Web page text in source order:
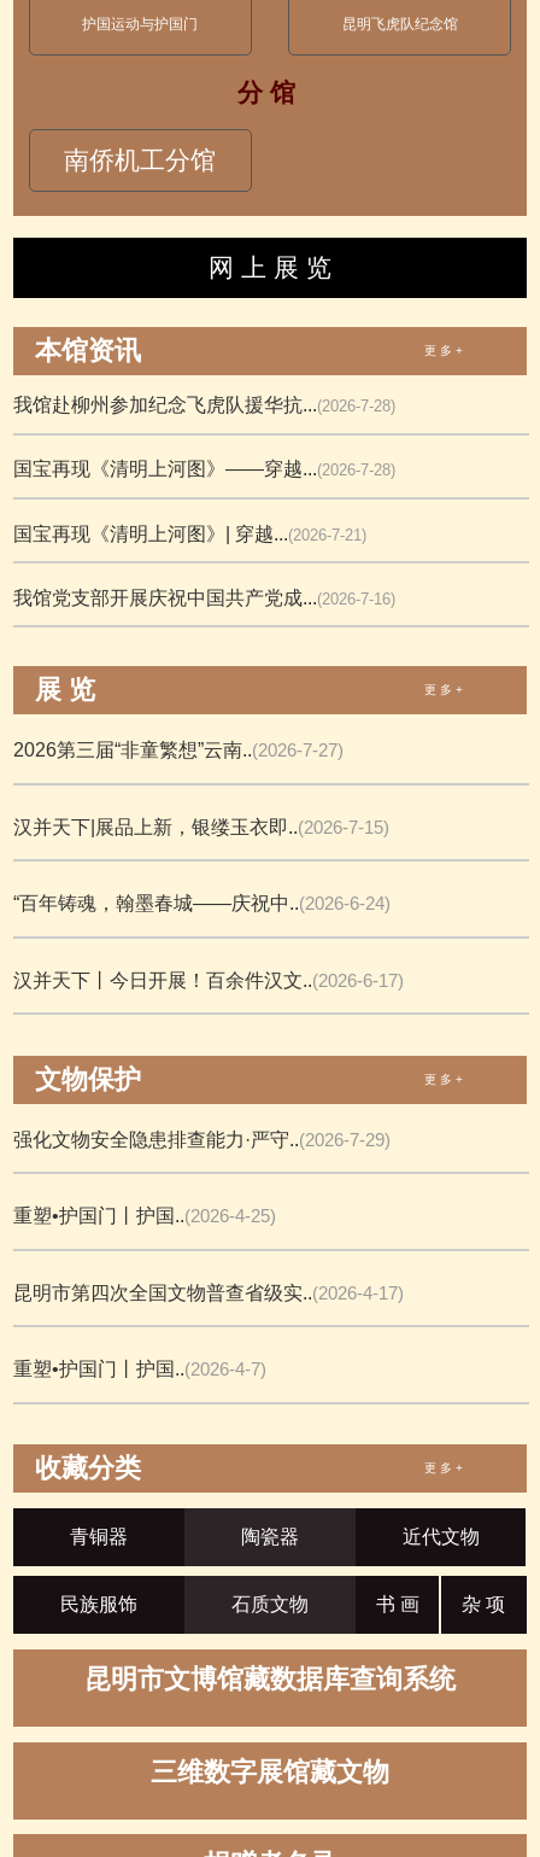
护国运动与护国门 昆明飞虎队纪念馆
分 馆
南侨机工分馆
网 上 展 览
本馆资讯 更 多 +
我馆赴柳州参加纪念飞虎队援华抗...(2026-7-28)
国宝再现《清明上河图》——穿越...(2026-7-28)
国宝再现《清明上河图》| 穿越...(2026-7-21)
我馆党支部开展庆祝中国共产党成...(2026-7-16)
展 览 更 多 +
2026第三届“非童繁想”云南..(2026-7-27)
汉并天下|展品上新，银缕玉衣即..(2026-7-15)
“百年铸魂，翰墨春城——庆祝中..(2026-6-24)
汉并天下丨今日开展！百余件汉文..(2026-6-17)
文物保护 更 多 +
强化文物安全隐患排查能力·严守..(2026-7-29)
重塑•护国门丨护国..(2026-4-25)
昆明市第四次全国文物普查省级实..(2026-4-17)
重塑•护国门丨护国..(2026-4-7)
收藏分类 更 多 +
青铜器 陶瓷器 近代文物
民族服饰 石质文物 书 画 杂 项
昆明市文博馆藏数据库查询系统
三维数字展馆藏文物